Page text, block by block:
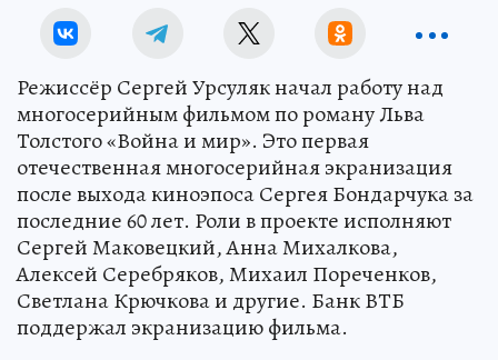
Режиссёр Сергей Урсуляк начал работу над
многосерийным фильмом по роману Льва
Толстого «Война и мир». Это первая
отечественная многосерийная экранизация
после выхода киноэпоса Сергея Бондарчука за
последние 60 лет. Роли в проекте исполняют
Сергей Маковецкий, Анна Михалкова,
Алексей Серебряков, Михаил Пореченков,
Светлана Крючкова и другие. Банк ВТБ
поддержал экранизацию фильма.